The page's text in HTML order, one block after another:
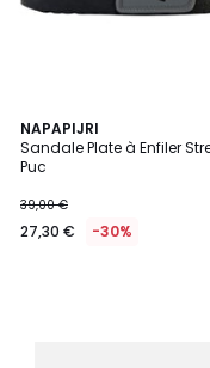
NAPAPIJRI
Sandale Plate à Enfiler
Puc
39,00 €
27,30 € -30%